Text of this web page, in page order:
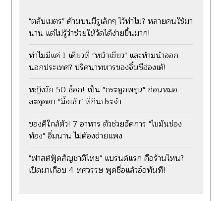
"ตลับเมตร" ด้านบนมีรูเล็กๆ ไว้ทำไม? หลายคนใช้มา
นาน แต่ไม่รู้ว่าช่วยให้วัดได้ง่ายขึ้นมาก!
ทำไมมีแค่ 1 เดียวที่ "หน้าเขียว" และห้ามนำออก
นอกประเทศ? ปริศนาทหารของจิ๋นซีฮ่องเต้!
หญิงวัย 50 ช็อก! เป็น "กระดูกพรุน" ก่อนหมอ
สะดุดตา "มื้อเช้า" ที่กินประจำ
ของดีใกล้ตัว! 7 อาหาร ตัวช่วยจัดการ "ไขมันช่อง
ท้อง" อิ่มนาน ไม่ต้องจ่ายแพง
"ฟาสต์ฟู้ดสัญชาติไทย" แบรนด์แรก คือร้านไหน?
เปิดมาเกือบ 4 ทศวรรษ พูดชื่อแล้วอ๋อทันที!